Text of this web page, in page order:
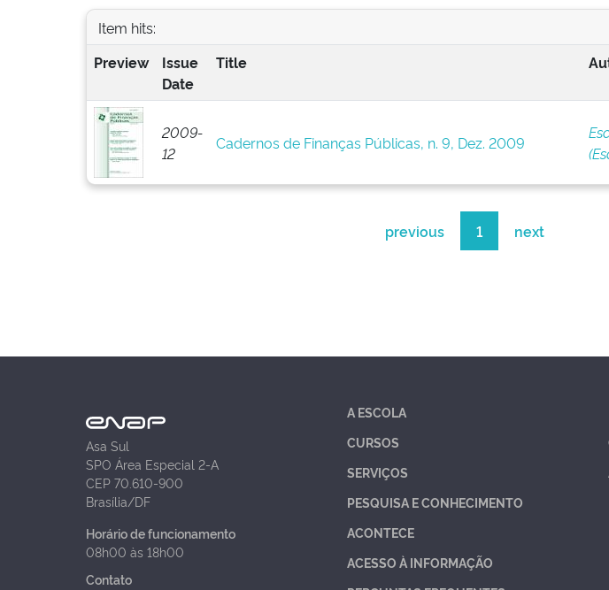
Item hits:
Preview
Issue
Date
Title
2009-
12
Cadernos de Finanças Públicas, n. 9, Dez. 2009
previous 1 next
Asa Sul
SPO Área Especial 2-A
CEP 70.610-900
Brasília/DF
Horário de funcionamento
08h00 às 18h00
Contato
A ESCOLA
CURSOS
SERVIÇOS
PESQUISA E CONHECIMENTO
ACONTECE
ACESSO À INFORMAÇÃO